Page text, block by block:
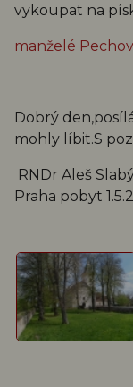
vykoupat na
manželé
Dobrý
mohly líbit.S
RNDr Aleš
Praha pobyt